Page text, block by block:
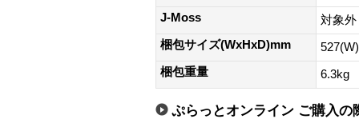
J-Moss
対象外
梱包サイズ(WxHxD)mm
梱包重量
6.3kg
ぷらっとオンライン ご購入の